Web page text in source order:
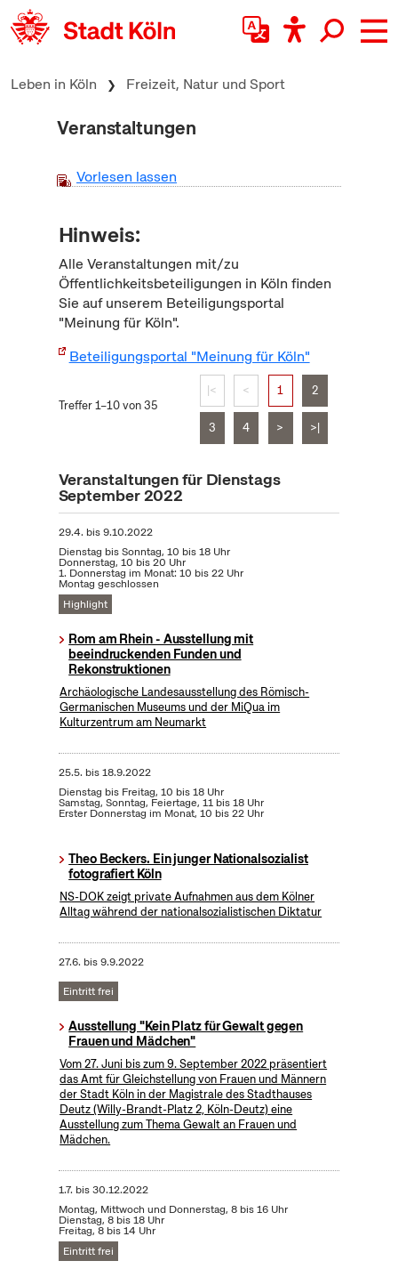
zum Inhalt springen
Leben in Köln Freizeit, Natur und Sport
Veranstaltungen
Vorlesen lassen
Hinweis:
Alle Veranstaltungen mit/zu
Öffentlichkeitsbeteiligungen in Köln finden
Sie auf unserem Beteiligungsportal
"Meinung für Köln".
Beteiligungsportal "Meinung für Köln"
Treffer 1–10 von 35
|< < 1 2
3 4 > >|
Veranstaltungen für Dienstags
September 2022
29.4. bis9.10.2022
Dienstag bis Sonntag, 10 bis 18 Uhr
Donnerstag, 10 bis 20 Uhr
1. Donnerstag im Monat: 10 bis 22 Uhr
Montag geschlossen
Highlight
Rom am Rhein - Ausstellung mit
beeindruckenden Funden und
Rekonstruktionen
Archäologische Landesausstellung des Römisch-
Germanischen Museums und der MiQua im
Kulturzentrum am Neumarkt
25.5. bis18.9.2022
Dienstag bis Freitag, 10 bis 18 Uhr
Samstag, Sonntag, Feiertage, 11 bis 18 Uhr
Erster Donnerstag im Monat, 10 bis 22 Uhr
Theo Beckers. Ein junger Nationalsozialist
fotografiert Köln
NS-DOK zeigt private Aufnahmen aus dem Kölner
Alltag während der nationalsozialistischen Diktatur
27.6. bis9.9.2022
Eintritt frei
Ausstellung "Kein Platz für Gewalt gegen
Frauen und Mädchen"
Vom 27. Juni bis zum 9. September 2022 präsentiert
das Amt für Gleichstellung von Frauen und Männern
der Stadt Köln in der Magistrale des Stadthauses
Deutz (Willy-Brandt-Platz 2, Köln-Deutz) eine
Ausstellung zum Thema Gewalt an Frauen und
Mädchen.
1.7. bis30.12.2022
Montag, Mittwoch und Donnerstag, 8 bis 16 Uhr
Dienstag, 8 bis 18 Uhr
Freitag, 8 bis 14 Uhr
Eintritt frei